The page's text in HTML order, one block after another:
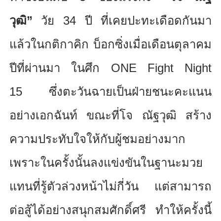
วุฒิ” วัย 34 ปี ที่เคยปะทะเดือดกันมา
แล้วในกติกาคิก บ็อกซิ่งเมื่อเดือนตุลาคม
ปีที่ผ่านมา ในศึก ONE Fight Night
15ซึ่งตะวันฉายเป็นฝ่ายชนะคะแนน
อย่างเอกฉันท์ ขณะที่โจ ณัฐวุฒิ สร้าง
ความประทับใจให้กับผู้ชมอย่างมาก
เพราะในครั้งนั้นลงแข่งขันในฐานะมวย
แทนที่รู้ตัวล่วงหน้าไม่กี่วัน แต่สามารถ
ต่อสู้ได้อย่างสนุกสมศักดิ์ศรี ทำให้ครั้งนี้